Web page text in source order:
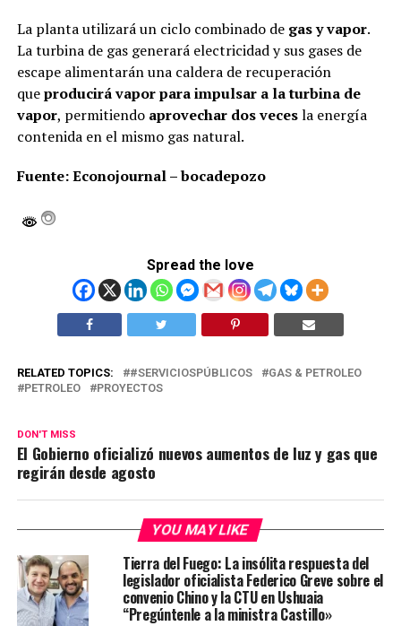
La planta utilizará un ciclo combinado de gas y vapor.
La turbina de gas generará electricidad y sus gases de
escape alimentarán una caldera de recuperación
queproducirá vapor para impulsar a la turbina de
vapor, permitiendo aprovechar dos vecesla energía
contenida en el mismo gas natural.
Fuente: Econojournal – bocadepozo
Spread the love
RELATED TOPICS: #SERVICIOSPÚBLICOS
GAS & PETROLEO
PETROLEO
PROYECTOS
DON'T MISS
El Gobierno oficializó nuevos aumentos de luz y gas que
regirán desde agosto
YOU MAY LIKE
Tierra del Fuego: La insólita respuesta del
legislador oficialista Federico Greve sobre el
convenio Chino y la CTU en Ushuaia
“Pregúntenle a la ministra Castillo»